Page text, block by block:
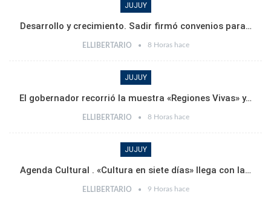
JUJUY
Desarrollo y crecimiento. Sadir firmó convenios para…
ELLIBERTARIO 8 Horas hace
JUJUY
El gobernador recorrió la muestra «Regiones Vivas» y…
ELLIBERTARIO 8 Horas hace
JUJUY
Agenda Cultural . «Cultura en siete días» llega con la…
ELLIBERTARIO 9 Horas hace